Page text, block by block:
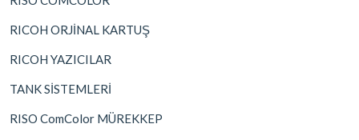
RICOH ORJİNAL KARTUŞ
RICOH YAZICILAR
TANK SİSTEMLERİ
RISO ComColor MÜREKKEP